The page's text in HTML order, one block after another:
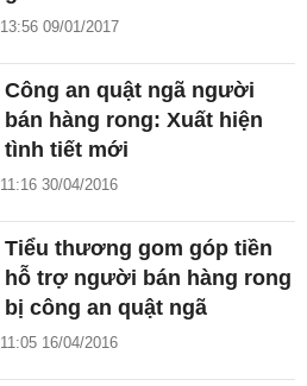
13:56 09/01/2017
Công an quật ngã người
bán hàng rong: Xuất hiện
tình tiết mới
11:16 30/04/2016
Tiểu thương gom góp tiền
hỗ trợ người bán hàng rong
bị công an quật ngã
11:05 16/04/2016